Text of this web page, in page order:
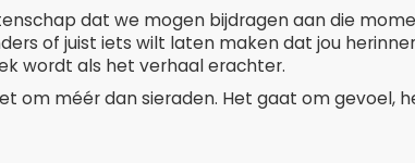
dat we mogen bijdragen aan die
of juist iets wilt laten maken dat jou
wordt als het verhaal erachter.
om méér dan sieraden. Het gaat om gevoel,